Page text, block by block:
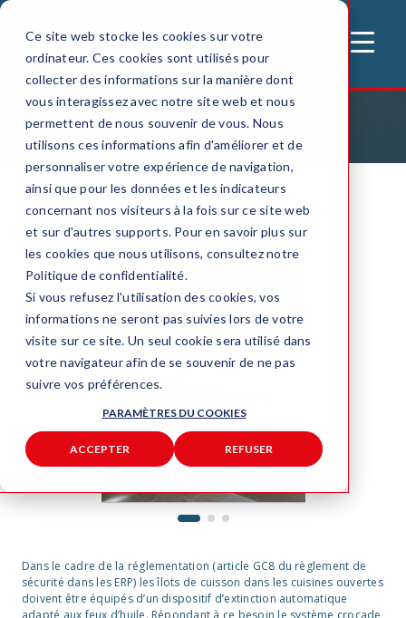
Ce site web stocke les cookies sur votre
ordinateur. Ces cookies sont utilisés pour
collecter des informations sur la manière dont
vous interagissez avec notre site web et nous
permettent de nous souvenir de vous. Nous
utilisons ces informations afin d'améliorer et de
personnaliser votre expérience de navigation,
ainsi que pour les données et les indicateurs
concernant nos visiteurs à la fois sur ce site web
et sur d'autres supports. Pour en savoir plus sur
les cookies que nous utilisons, consultez notre
Politique de confidentialité.
Si vous refusez l'utilisation des cookies, vos
informations ne seront pas suivies lors de votre
visite sur ce site. Un seul cookie sera utilisé dans
votre navigateur afin de se souvenir de ne pas
suivre vos préférences.
PARAMÈTRES DU COOKIES
ACCEPTER REFUSER
MENU
Accueil Systemes automatiques Crocade
Crocade
1 2 3
Dans le cadre de la réglementation (article GC8 du règlement de
sécurité dans les ERP) les îlots de cuisson dans les cuisines ouvertes
doivent être équipés d’un dispositif d’extinction automatique